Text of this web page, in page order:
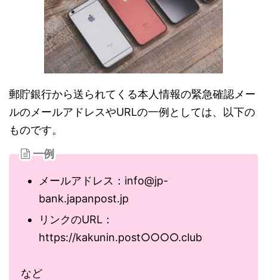
郵貯銀行から送られてくる本人情報の緊急確認メー
ルのメールアドレスやURLの一例としては、以下の
ものです。
一例
メールアドレス：info@jp-
bank.japanpost.jp
リンクのURL：
https://kakunin.post○○○○.club
など